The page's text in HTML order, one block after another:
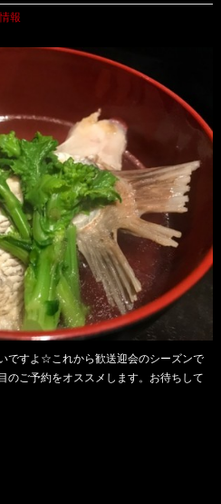
報
ですよ☆これから歓送迎会のシーズンで
のご予約をオススメします。お待ちして